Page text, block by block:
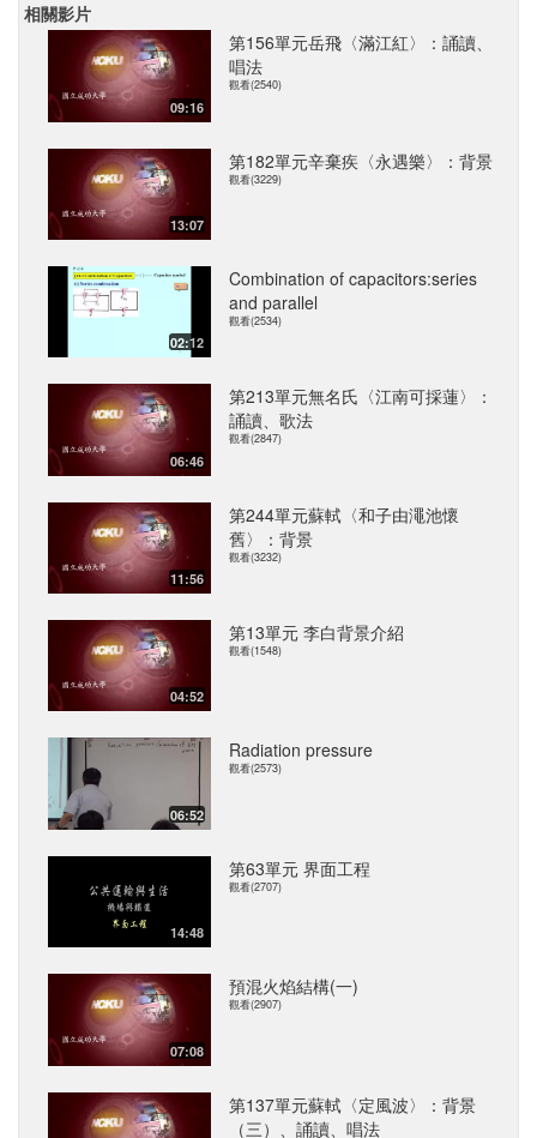
相關影片
09:16
第156單元岳飛〈滿江紅〉：誦讀、
唱法
觀看(2540)
13:07
第182單元辛棄疾〈永遇樂〉：背景
觀看(3229)
02:12
Combination of capacitors:series
and parallel
觀看(2534)
06:46
第213單元無名氏〈江南可採蓮〉：
誦讀、歌法
觀看(2847)
11:56
第244單元蘇軾〈和子由澠池懷
舊〉：背景
觀看(3232)
04:52
第13單元 李白背景介紹
觀看(1548)
06:52
Radiation pressure
觀看(2573)
14:48
第63單元 界面工程
觀看(2707)
07:08
預混火焰結構(一)
觀看(2907)
第137單元蘇軾〈定風波〉：背景
（三）、誦讀、唱法